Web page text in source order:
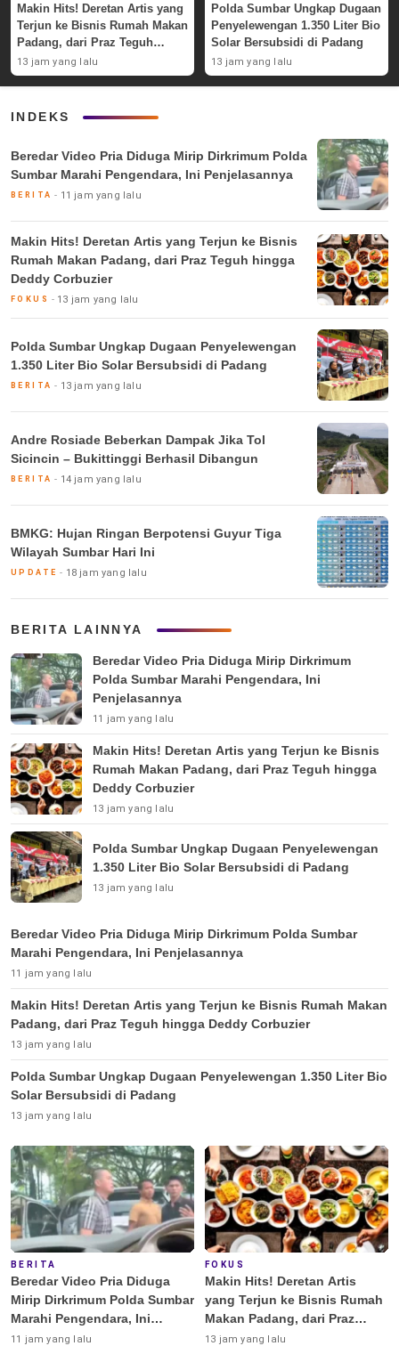
Makin Hits! Deretan Artis yang
Terjun ke Bisnis Rumah Makan
Padang, dari Praz Teguh
hingga Deddy Corbuzier
13 jam yang lalu
Polda Sumbar Ungkap Dugaan
Penyelewengan 1.350 Liter Bio
Solar Bersubsidi di Padang
13 jam yang lalu
INDEKS
Beredar Video Pria Diduga Mirip Dirkrimum Polda
Sumbar Marahi Pengendara, Ini Penjelasannya
BERITA 11 jam yang lalu
Makin Hits! Deretan Artis yang Terjun ke Bisnis
Rumah Makan Padang, dari Praz Teguh hingga
Deddy Corbuzier
FOKUS 13 jam yang lalu
Polda Sumbar Ungkap Dugaan Penyelewengan
1.350 Liter Bio Solar Bersubsidi di Padang
BERITA 13 jam yang lalu
Andre Rosiade Beberkan Dampak Jika Tol
Sicincin – Bukittinggi Berhasil Dibangun
BERITA 14 jam yang lalu
BMKG: Hujan Ringan Berpotensi Guyur Tiga
Wilayah Sumbar Hari Ini
UPDATE 18 jam yang lalu
BERITA LAINNYA
Beredar Video Pria Diduga Mirip Dirkrimum
Polda Sumbar Marahi Pengendara, Ini
Penjelasannya
11 jam yang lalu
Makin Hits! Deretan Artis yang Terjun ke Bisnis
Rumah Makan Padang, dari Praz Teguh hingga
Deddy Corbuzier
13 jam yang lalu
Polda Sumbar Ungkap Dugaan Penyelewengan
1.350 Liter Bio Solar Bersubsidi di Padang
13 jam yang lalu
Beredar Video Pria Diduga Mirip Dirkrimum Polda Sumbar
Marahi Pengendara, Ini Penjelasannya
11 jam yang lalu
Makin Hits! Deretan Artis yang Terjun ke Bisnis Rumah Makan
Padang, dari Praz Teguh hingga Deddy Corbuzier
13 jam yang lalu
Polda Sumbar Ungkap Dugaan Penyelewengan 1.350 Liter Bio
Solar Bersubsidi di Padang
13 jam yang lalu
BERITA
Beredar Video Pria Diduga
Mirip Dirkrimum Polda Sumbar
Marahi Pengendara, Ini
Penjelasannya
11 jam yang lalu
FOKUS
Makin Hits! Deretan Artis
yang Terjun ke Bisnis Rumah
Makan Padang, dari Praz
Teguh hingga Deddy
13 jam yang lalu